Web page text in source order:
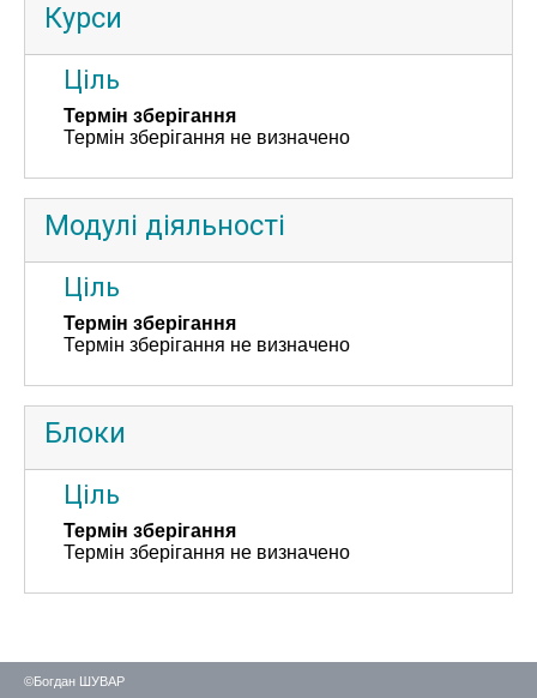
Курси
Ціль
Термін зберігання
Термін зберігання не визначено
Модулі діяльності
Ціль
Термін зберігання
Термін зберігання не визначено
Блоки
Ціль
Термін зберігання
Термін зберігання не визначено
©Богдан ШУВАР